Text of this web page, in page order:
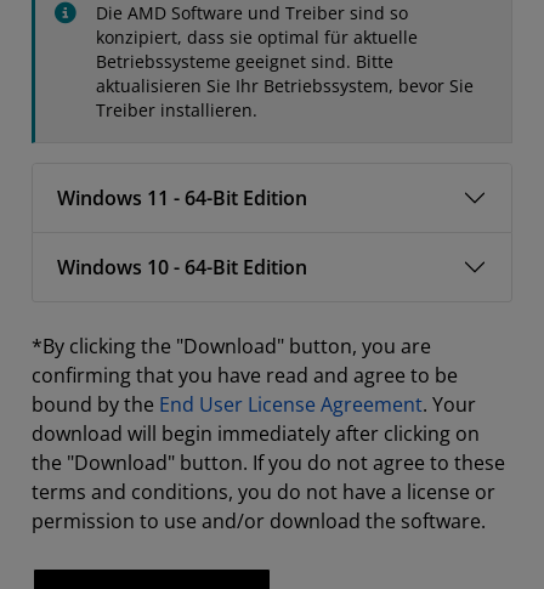
Die AMD Software und Treiber sind so
konzipiert, dass sie optimal für aktuelle
Betriebssysteme geeignet sind. Bitte
aktualisieren Sie Ihr Betriebssystem, bevor Sie
Treiber installieren.
Windows 11 - 64-Bit Edition
Windows 10 - 64-Bit Edition
*By clicking the "Download" button, you are
confirming that you have read and agree to be
bound by the End User License Agreement. Your
download will begin immediately after clicking on
the "Download" button. If you do not agree to these
terms and conditions, you do not have a license or
permission to use and/or download the software.